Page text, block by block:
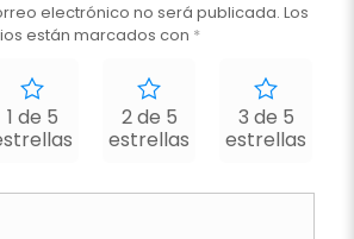
electrónico no será publicada. Los
están marcados con *
1 de 5
2 de 5
estrellas
3 de 5
estrellas